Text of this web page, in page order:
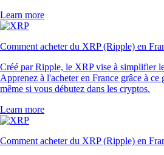
Learn more
Comment acheter du XRP (Ripple) en
Créé par Ripple, le XRP vise à simplifier
Apprenez à l'acheter en France grâce à ce
même si vous débutez dans les cryptos.
Learn more
Comment acheter du XRP (Ripple) en